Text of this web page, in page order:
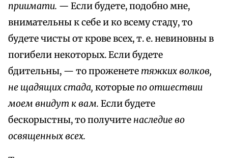
приимати. — Если будете, подобно мне,
внимательны к себе и ко всему стаду, то
будете чисты от крове всех, т. е. невиновны в
погибели некоторых. Если будете
бдительны, — то проженете тяжких волков,
не щадящих стада, которые по отшествии
моем внидут к вам. Если будете
бескорыстны, то получите наследие во
освященных всех.